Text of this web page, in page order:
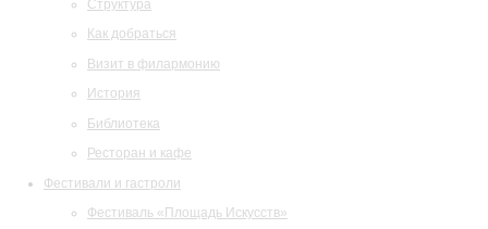
Структура
Как добраться
Визит в филармонию
История
Библиотека
Ресторан и кафе
Фестивали и гастроли
Фестиваль «Площадь Искусств»